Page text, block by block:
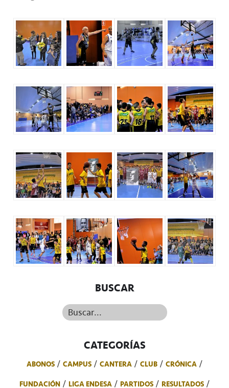
BUSCAR
Buscar...
CATEGORÍAS
ABONOS CAMPUS CANTERA CLUB
CRÓNICA
FUNDACIÓN
LIGA ENDESA PARTIDOS RESULTADOS